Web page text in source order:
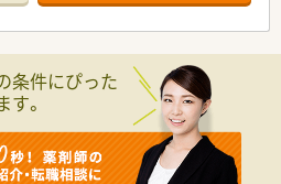
条件にぴった
。